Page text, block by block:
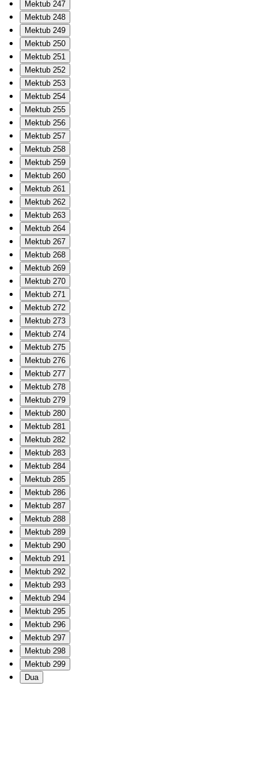
Mektub 247
Mektub 248
Mektub 249
Mektub 250
Mektub 251
Mektub 252
Mektub 253
Mektub 254
Mektub 255
Mektub 256
Mektub 257
Mektub 258
Mektub 259
Mektub 260
Mektub 261
Mektub 262
Mektub 263
Mektub 264
Mektub 267
Mektub 268
Mektub 269
Mektub 270
Mektub 271
Mektub 272
Mektub 273
Mektub 274
Mektub 275
Mektub 276
Mektub 277
Mektub 278
Mektub 279
Mektub 280
Mektub 281
Mektub 282
Mektub 283
Mektub 284
Mektub 285
Mektub 286
Mektub 287
Mektub 288
Mektub 289
Mektub 290
Mektub 291
Mektub 292
Mektub 293
Mektub 294
Mektub 295
Mektub 296
Mektub 297
Mektub 298
Mektub 299
Dua